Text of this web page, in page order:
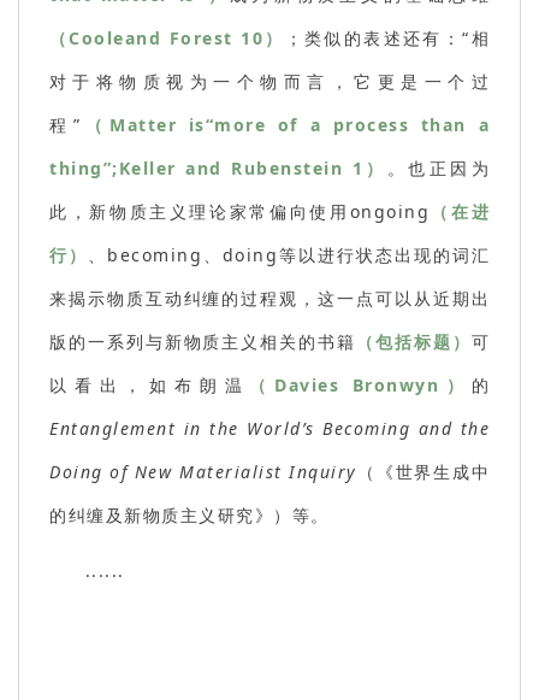
（Cooleand Forest 10）
；类似的表述还有：“相
对于将物质视为一个物而言，它更是一个过
程” （Matter is“more of a process than a
thing”;Keller and Rubenstein 1） 。也正因为
此，新物质主义理论家常偏向使用ongoing
（在进
行） 、becoming、doing等以进行状态出现的词汇
来揭示物质互动纠缠的过程观，这一点可以从近期出
版的一系列与新物质主义相关的书籍 （包括标题） 可
以看出，如布朗温
（Davies Bronwyn） 的
Entanglement in the World’s Becoming and the
Doing of New Materialist Inquiry （《世界生成中
的纠缠及新物质主义研究》）等。
......